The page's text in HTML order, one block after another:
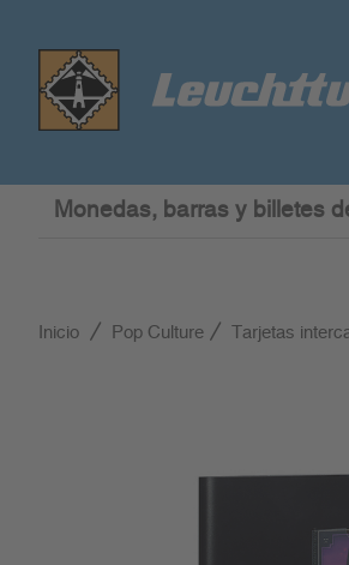
Monedas, barras y billetes
Inicio Pop Culture Tarjetas